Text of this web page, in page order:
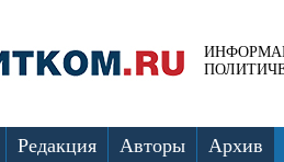
Редакция Авторы Архив